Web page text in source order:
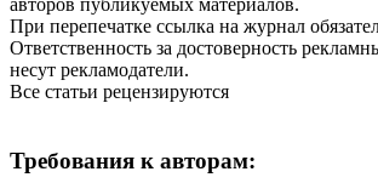
При перепечатке ссылка на журнал
Ответственность за достоверность
несут рекламодатели.
Все статьи рецензируются
Требования к авторам: